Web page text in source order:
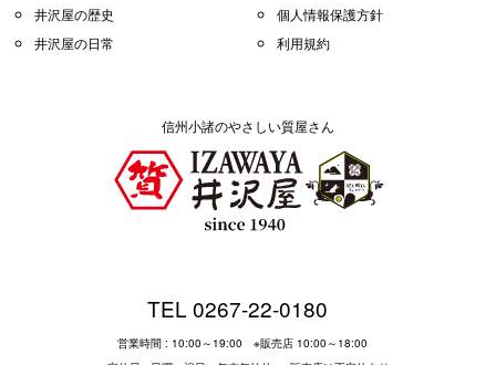
井沢屋の歴史
井沢屋の日常
個人情報保護方針
利用規約
信州小諸のやさしい質屋さん
TEL 0267-22-0180
営業時間 : 10:00～19:00 ※販売店 10:00～18:00